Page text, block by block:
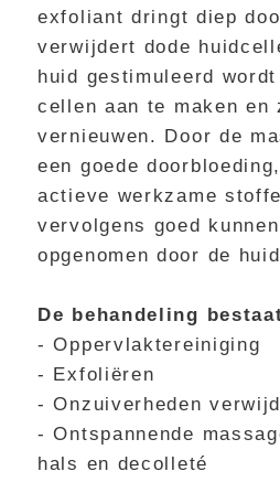
exfoliant dringt diep
verwijdert dode
huid gestimuleerd wordt
cellen aan te maken en
vernieuwen. Door de
een goede
actieve werkzame
vervolgens goed
opgenomen door de
De behandeling
- Oppervlaktereiniging
- Exfoliëren
- Onzuiverheden
- Ontspannende
hals en decolleté